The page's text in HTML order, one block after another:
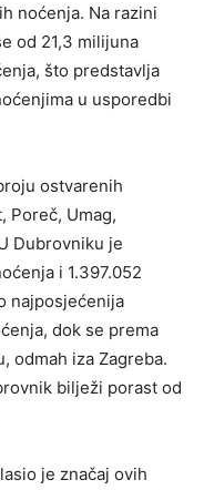
noćenja. Na razini
od 21,3 milijuna
što predstavlja
u usporedbi
ostvarenih
Poreč, Umag,
Dubrovniku je
i 1.397.052
najposjećenija
dok se prema
odmah iza Zagreba.
bilježi porast od
je značaj ovih